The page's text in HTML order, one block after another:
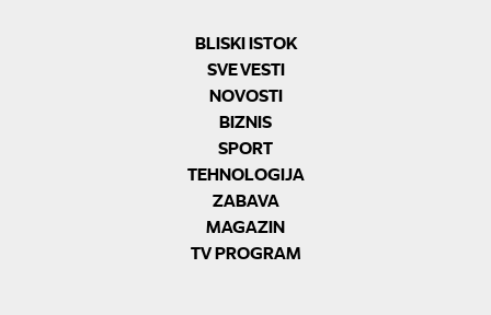
BLISKI ISTOK
SVE VESTI
NOVOSTI
BIZNIS
SPORT
TEHNOLOGIJA
ZABAVA
MAGAZIN
TV PROGRAM